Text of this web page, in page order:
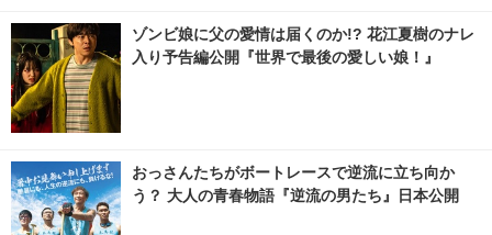
ゾンビ娘に父の愛情は届くのか!? 花江夏樹のナレ
入り予告編公開『世界で最後の愛しい娘！』
おっさんたちがボートレースで逆流に立ち向か
う？ 大人の青春物語『逆流の男たち』日本公開